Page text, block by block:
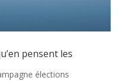
pensent les
élections